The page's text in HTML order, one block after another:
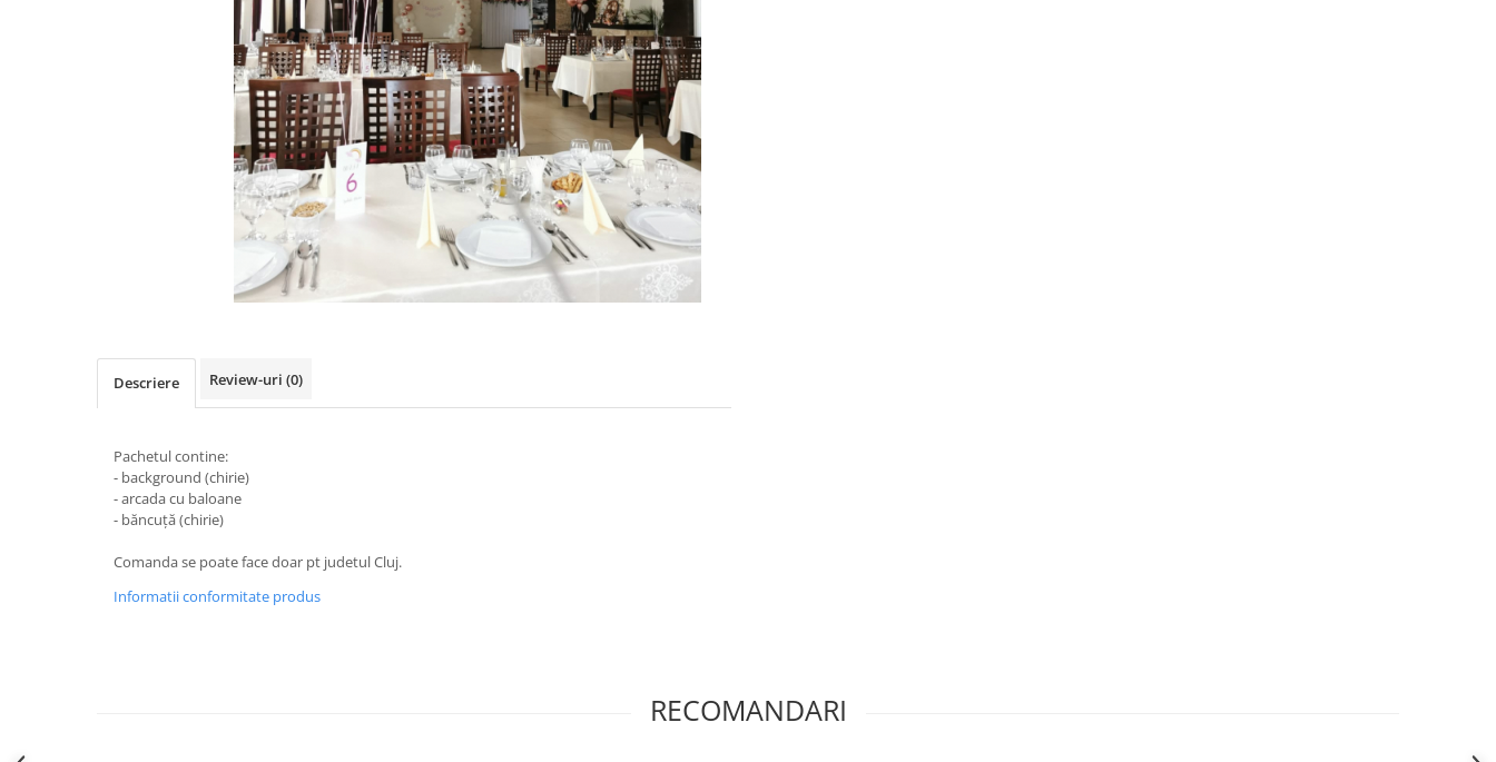
Toamna și Halloween
Buchete extravagante
HOME & OFFICE Deco
Descriere Review-uri (0)
Pachetul contine:
- background (chirie)
- arcada cu baloane
- băncuță (chirie)
Comanda se poate face doar pt judetul Cluj.
Informatii conformitate produs
RECOMANDARI